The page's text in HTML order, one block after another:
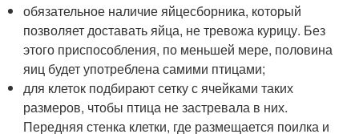
обязательное наличие яйцесборника, который
позволяет доставать яйца, не тревожа курицу. Без
этого приспособления, по меньшей мере, половина
яиц будет употреблена самими птицами;
для клеток подбирают сетку с ячейками таких
размеров, чтобы птица не застревала в них.
Передняя стенка клетки, где размещается поилка и